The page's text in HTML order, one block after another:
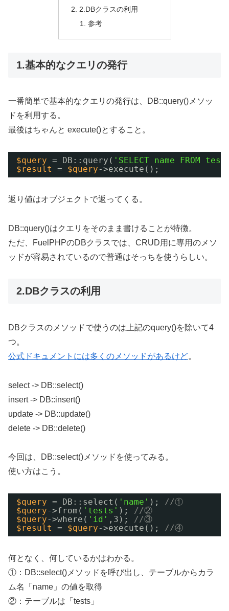
2.DBクラスの利用
参考
1.基本的なクエリの発行
一番簡単で基本的なクエリの発行は、DB::query()メソッ
ドを利用する。
最後はちゃんと execute()とすること。
$query = DB::query( 'SELECT name FROM
$result
= $query->execute();
返り値はオブジェクトで返ってくる。
DB::query()はクエリをそのまま書けることが特徴。
ただ、FuelPHPのDBクラスでは、CRUD用に専用のメソ
ッドが容易されているので普通はそっちを使うらしい。
2.DBクラスの利用
DBクラスのメソッドで使うのは上記のquery()を除いて4
つ。
公式ドキュメントには多くのメソッドがあるけど。
select -> DB::select()
insert -> DB::insert()
update -> DB::update()
delete -> DB::delete()
今回は、DB::select()メソッドを使ってみる。
使い方はこう。
$query = DB::select( 'name' ); //①
$query->from( 'tests' ); //②
$query->where( 'id' ,3); //③
$result
= $query->execute(); //④
何となく、何しているかはわかる。
①：DB::select()メソッドを呼び出し、テーブルからカラ
ム名「name」の値を取得
②：テーブルは「tests」